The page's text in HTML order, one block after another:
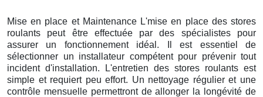
Mise en place et Maintenance L'mise en place des stores
roulants peut être effectuée par des spécialistes pour
assurer un fonctionnement idéal. Il est essentiel de
sélectionner un installateur compétent pour prévenir tout
incident d'installation. L'entretien des stores roulants est
simple et requiert peu effort. Un nettoyage régulier et une
contrôle mensuelle permettront de allonger la longévité de